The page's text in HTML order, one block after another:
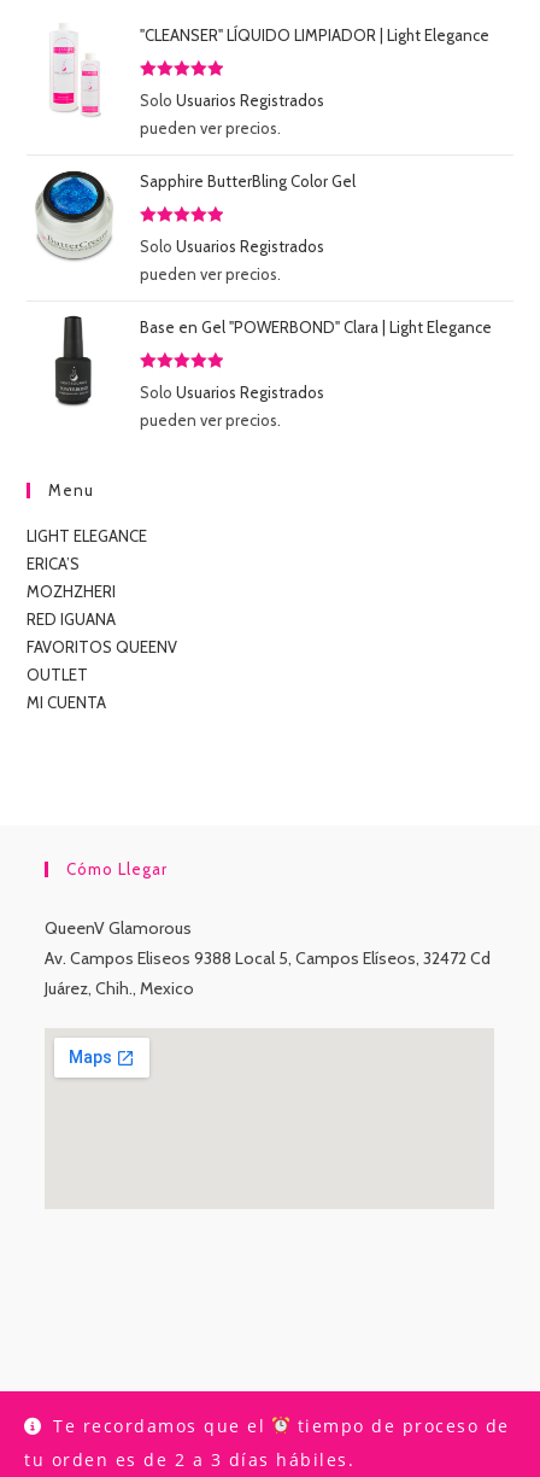
Te recordamos que el
tiempo de proceso de
tu orden es de 2 a 3 días hábiles.
"CLEANSER" LÍQUIDO LIMPIADOR | Light Elegance
Valorado
5
SoloUsuarios Registrados
pueden ver precios.
Sapphire ButterBling Color Gel
Valorado
5
SoloUsuarios Registrados
pueden ver precios.
Base en Gel "POWERBOND" Clara | Light Elegance
Valorado
5
SoloUsuarios Registrados
pueden ver precios.
Menu
LIGHT ELEGANCE
ERICA’S
MOZHZHERI
RED IGUANA
FAVORITOS QUEENV
OUTLET
MI CUENTA
Cómo Llegar
QueenV Glamorous
Av. Campos Eliseos 9388 Local 5, Campos Elíseos, 32472 Cd
Juárez, Chih., Mexico
INICIO TIENDA MI CUENTA CONTACTO
LIGHT ELEGANCE
LUMINARY
TUTORIALES CONTACTO